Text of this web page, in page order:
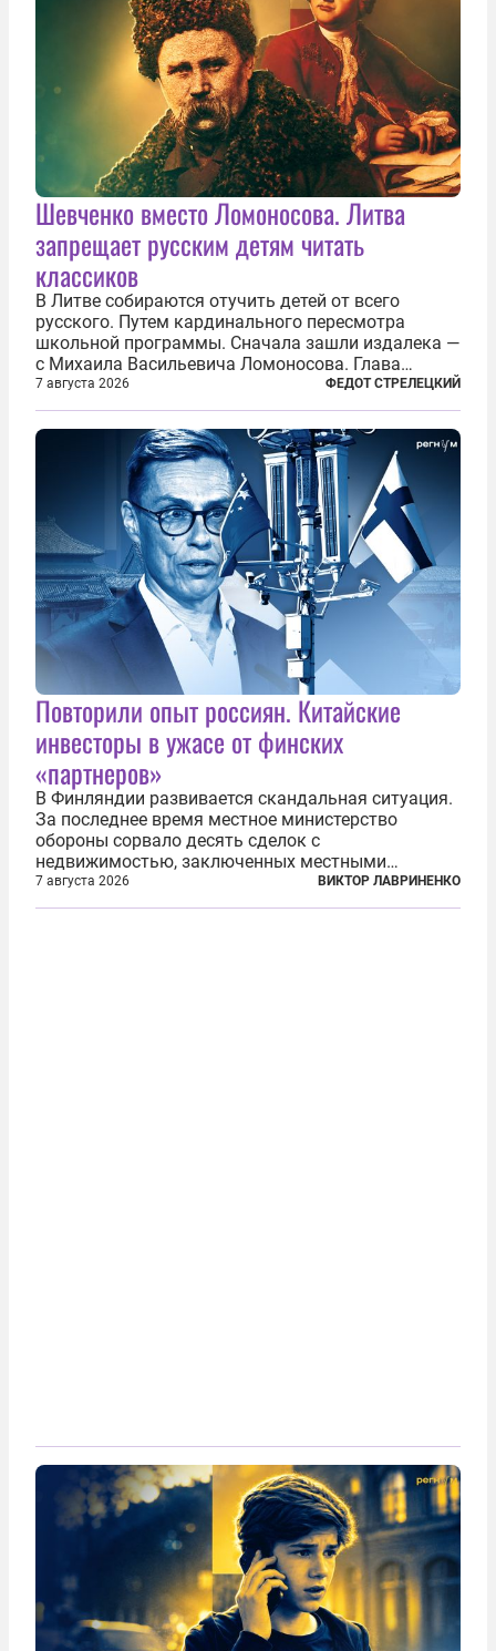
Шевченко вместо Ломоносова. Литва
запрещает русским детям читать
классиков
В Литве собираются отучить детей от всего
русского. Путем кардинального пересмотра
школьной программы. Сначала зашли издалека —
с Михаила Васильевича Ломоносова. Глава
правительства Литвы Миндаугас Синкявичюс
предложил исключить его тексты из программ
общего образования. Мотивировал он это тем,
7 августа 2026 ФЕДОТ СТРЕЛЕЦКИЙ
Повторили опыт россиян. Китайские
инвесторы в ужасе от финских
«партнеров»
В Финляндии развивается скандальная ситуация.
За последнее время местное министерство
обороны сорвало десять сделок с
недвижимостью, заключенных местными
фирмами с китайским капиталом. Чиновники
заявили, что они могли заключаться с целью
7 августа 2026 ВИКТОР ЛАВРИНЕНКО